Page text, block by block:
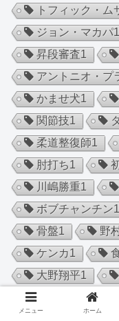
トフィック・ム
ジョン・マカパ1
昇段審査1
アントニオ・プ
かませ犬1
関節技1
柔道整復師1
肘打ち1
川嶋勝重1
ボブチャンチン1
骨盤1 野
ケンカ1
大野翔平1
PWC
メニュー ホーム